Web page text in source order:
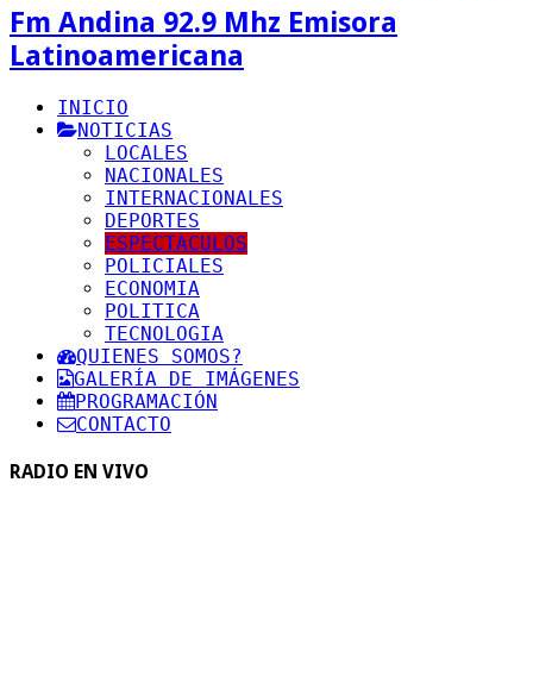
Fm Andina 92.9 Mhz Emisora
Latinoamericana
INICIO
NOTICIAS
LOCALES
NACIONALES
INTERNACIONALES
DEPORTES
ESPECTACULOS
POLICIALES
ECONOMIA
POLITICA
TECNOLOGIA
QUIENES SOMOS?
GALERÍA DE IMÁGENES
PROGRAMACIÓN
CONTACTO
RADIO EN VIVO